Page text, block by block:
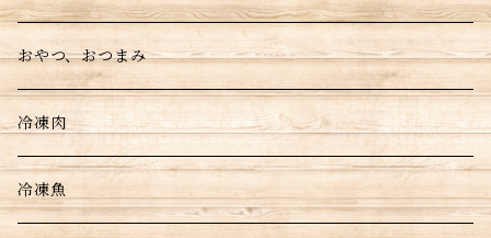
おやつ、おつまみ
冷凍肉
冷凍魚